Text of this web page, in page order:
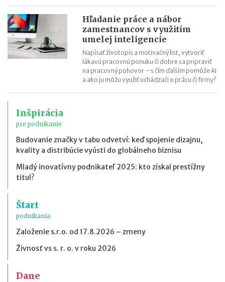
Hľadanie práce a nábor
zamestnancov s využitím
umelej inteligencie
Napísať životopis a motivačný list, vytvoriť
lákavú pracovnú ponuku či dobre sa pripraviť
na pracovný pohovor – s čím ďalším pomôže AI
a ako ju môžu využiť uchádzači o prácu či firmy?
Inšpirácia
pre podnikanie
Budovanie značky v tabu odvetví: keď spojenie dizajnu,
kvality a distribúcie vyústi do globálneho biznisu
Mladý inovatívny podnikateľ 2025: kto získal prestížny
titul?
Štart
podnikania
Založenie s.r.o. od 17.8.2026 – zmeny
Živnosť vs s. r. o. v roku 2026
Dane